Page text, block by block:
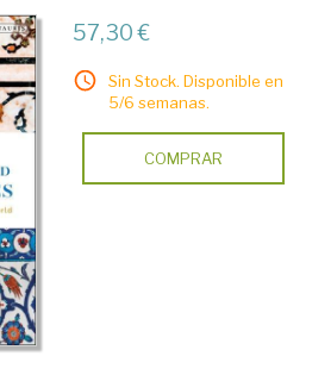
57,30 €
Sin Stock. Disponible en
5/6 semanas.
COMPRAR